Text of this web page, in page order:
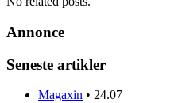
Annonce
Seneste artikler
Magaxin • 24.07